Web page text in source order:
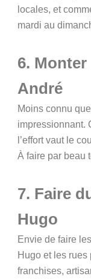
locales, et
mardi au
6.
André
Moins connu
impressionnant.
l’effort vaut le
À faire par beau
7. Faire
Hugo
Envie de faire
Hugo et les
franchises,